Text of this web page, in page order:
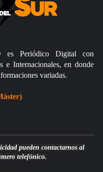
es Periódico Digital con
e Internacionales, en donde
variadas.
pueden contactarnos al
telefónico.